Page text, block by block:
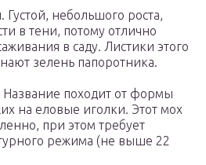
небольшого роста,
в тени, потому отлично
в саду. Листики этого
зелень папоротника.
Название походит от формы
на еловые иголки. Этот мох
при этом требует
режима (не выше 22